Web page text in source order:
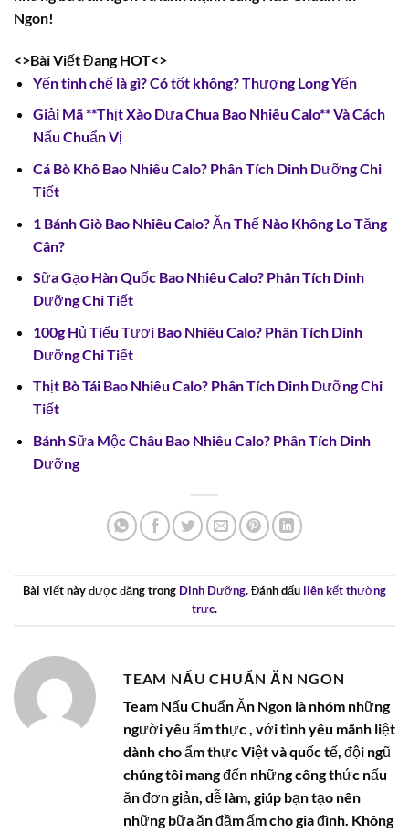
Ngon!
<>Bài Viết Đang HOT<>
Yến tinh chế là gì? Có tốt không? Thượng Long Yến
Giải Mã **Thịt Xào Dưa Chua Bao Nhiêu Calo** Và Cách
Nấu Chuẩn Vị
Cá Bò Khô Bao Nhiêu Calo? Phân Tích Dinh Dưỡng Chi
Tiết
1 Bánh Giò Bao Nhiêu Calo? Ăn Thế Nào Không Lo Tăng
Cân?
Sữa Gạo Hàn Quốc Bao Nhiêu Calo? Phân Tích Dinh
Dưỡng Chi Tiết
100g Hủ Tiếu Tươi Bao Nhiêu Calo? Phân Tích Dinh
Dưỡng Chi Tiết
Thịt Bò Tái Bao Nhiêu Calo? Phân Tích Dinh Dưỡng Chi
Tiết
Bánh Sữa Mộc Châu Bao Nhiêu Calo? Phân Tích Dinh
Dưỡng
Bài viết này được đăng trong Dinh Dưỡng. Đánh dấu liên kết thường
trực.
TEAM NẤU CHUẨN ĂN NGON
Team Nấu Chuẩn Ăn Ngon là nhóm những
người yêu ẩm thực , với tình yêu mãnh liệt
dành cho ẩm thực Việt và quốc tế, đội ngũ
chúng tôi mang đến những công thức nấu
ăn đơn giản, dễ làm, giúp bạn tạo nên
những bữa ăn đầm ấm cho gia đình. Không